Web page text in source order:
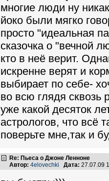
многие люди ну
йоко были мягко
просто "идеальная
сказочка о "вечной
кто в неё верит.
искренне верят и
выбирает по себе-
во всю глядя сквозь
уже какой десяток
астрологов, что всё
поверьте мне,так и
Re: Пьеса о Джоне Ленноне
Автор: 4elovechki Дата: 27.07.09